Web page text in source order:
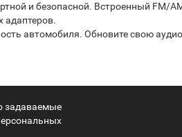
и безопасной. Встроенный FM/
адаптеров.
автомобиля. Обновите свою
задаваемые